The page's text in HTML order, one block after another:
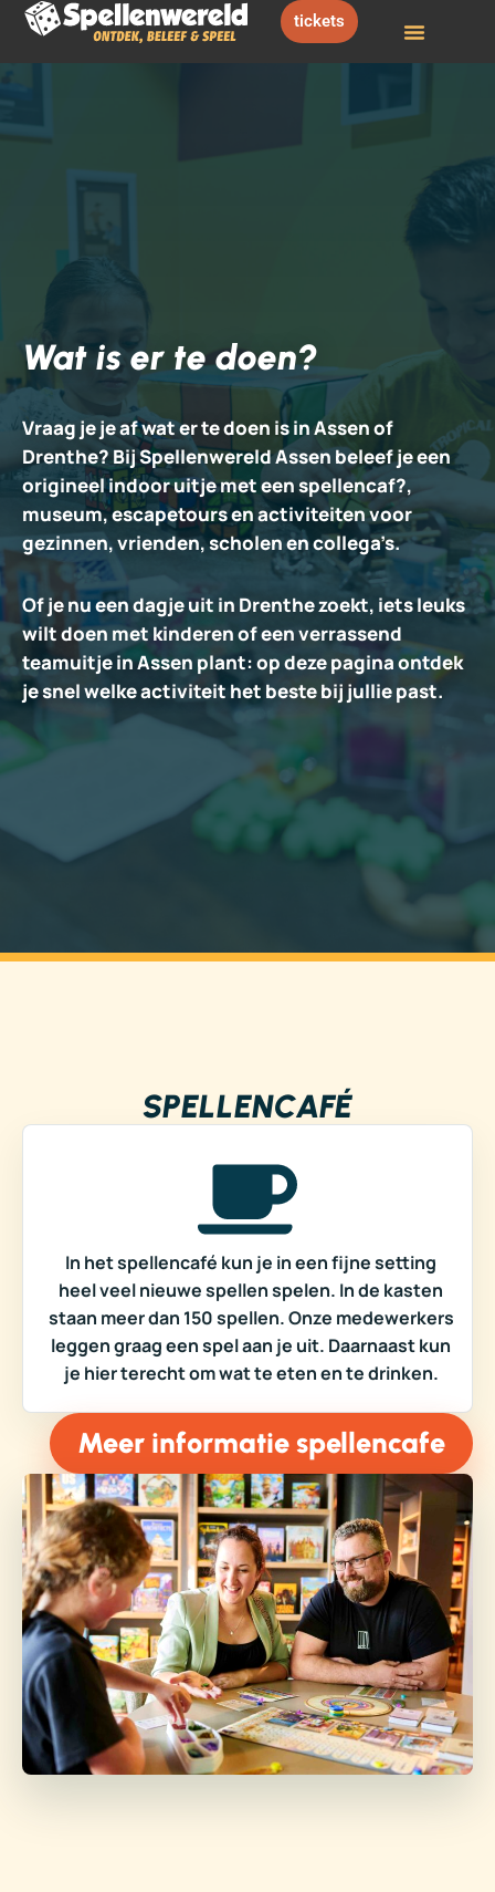
tickets
Wat is er te doen?
Vraag je je af wat er te doen is in Assen of
Drenthe? Bij Spellenwereld Assen beleef je een
origineel indoor uitje met een spellencaf?,
museum, escapetours en activiteiten voor
gezinnen, vrienden, scholen en collega’s.
Of je nu een dagje uit in Drenthe zoekt, iets leuks
wilt doen met kinderen of een verrassend
teamuitje in Assen plant: op deze pagina ontdek
je snel welke activiteit het beste bij jullie past.
SPELLENCAFÉ
In het spellencafé kun je in een fijne setting
heel veel nieuwe spellen spelen. In de kasten
staan meer dan 150 spellen. Onze medewerkers
leggen graag een spel aan je uit. Daarnaast kun
je hier terecht om wat te eten en te drinken.
Meer informatie spellencafe